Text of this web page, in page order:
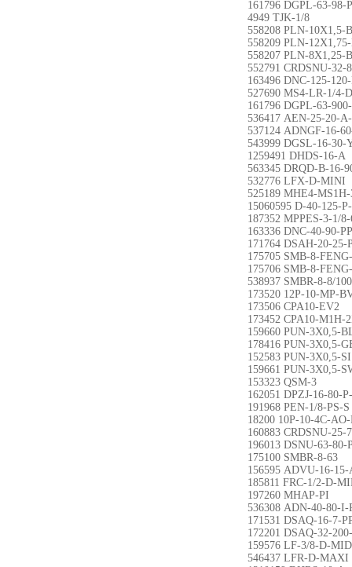
161796 DGPL-63-98-
4949 TJK-1/8
558208 PLN-10X1,5-
558209 PLN-
558207 PLN-8X1,25-
552791 CRDSNU-32-
163496 DNC-125-
527690 MS4-LR-1/4-
161796 DGPL-63-
536417 AEN-25-20-
537124 ADNGF-16-
543999 DGSL-16-30-
1259491 DHDS-16-A
563345 DRQD-B-16-
532776 LFX-D-MINI
525189 MHE4-
15060595 D-40-125-
187352 MPPES-3-1/
163336 DNC-40-90-
171764 DSAH-20-25-
175705 SMB-8-
175706 SMB-8-
538937 SMBR-8-8/
173520 12P-10-MP-
173506 CPA10-EV2
173452 CPA10-M1H-
159660 PUN-3X0,5-
178416 PUN-3X0,5-
152583 PUN-3X0,5-SI
159661 PUN-3X0,5-
153323 QSM-3
162051 DPZJ-16-80-
191968 PEN-1/8-
18200 10P-10-4C-
160883 CRDSNU-25-
196013 DSNU-63-80-
175100 SMBR-8-63
156595 ADVU-16-
185811 FRC-1/2-D-
197260 MHAP-PI
536308 ADN-40-80-I-
171531 DSAQ-16-7-
172201 DSAQ-32-
159576 LF-3/8-D-
546437 LFR-D-MAXI